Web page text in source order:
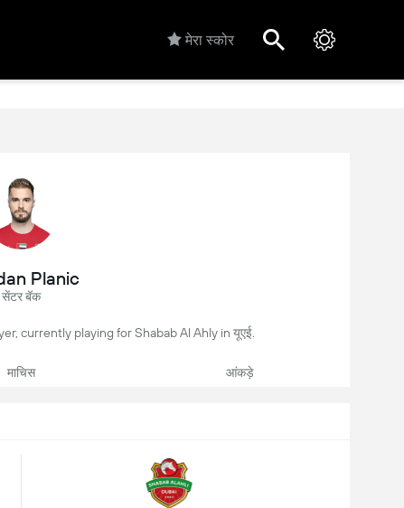
मेरा स्कोर
Planic
सेंटर बॅक
currently playing for Shabab Al Ahly in यूएई.
माचिस आंकड़े